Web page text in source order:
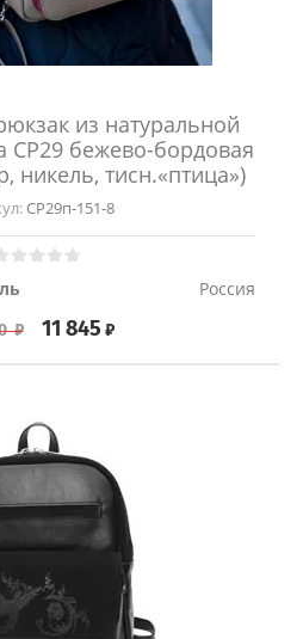
из натуральной
СР29 бежево-бордовая
никель, тисн.«птица»)
СР29п-151-8
Россия
₽ 11 845 ₽